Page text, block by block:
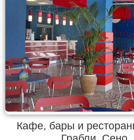
Кафе, бары и